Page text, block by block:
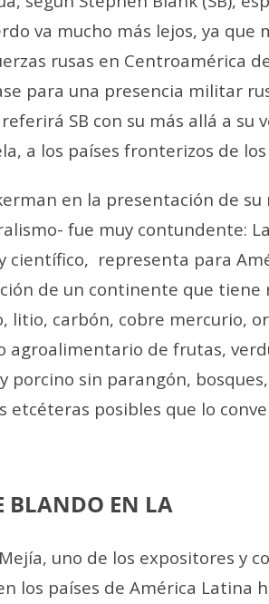
va mucho más lejos, ya
rusas en Centroamérica
para una presencia militar
referirá SB con su más allá a su
a los países fronterizos de
en la presentación de
fue muy contundente:
científico, representa para
de un continente que tiene
litio, carbón, cobre mercurio,
agroalimentario de frutas,
porcino sin parangón,
etcéteras posibles que lo
BLANDO EN LA
uno de los expositores y
los países de América Latina